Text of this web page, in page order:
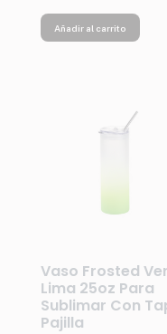
Añadir al carrito
Vaso Frosted
Lima 25oz Para
Sublimar Con
Pajilla